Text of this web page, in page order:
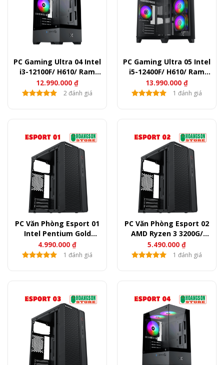
PC Gaming Ultra 04 Intel
i3-12100F/ H610/ Ram
16GB/ SSD 256GB/ RX
7600
12.990.000 ₫
2 đánh giá
PC Gaming Ultra 05 Intel
i5-12400F/ H610/ Ram
16GB/ SSD 256GB/ RX
7600
13.990.000 ₫
1 đánh giá
PC Văn Phòng Esport 01
Intel Pentium Gold
G6405/ H510/ Ram 8GB/
SSD 256GB
4.990.000 ₫
1 đánh giá
PC Văn Phòng Esport 02
AMD Ryzen 3 3200G/
B450/ Ram 8GB/ SSD
256GB
5.490.000 ₫
1 đánh giá